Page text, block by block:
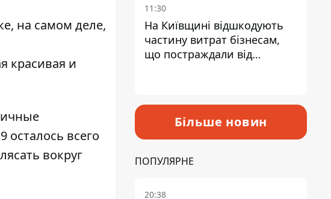
на самом деле,
красивая и
осталось всего
вокруг
дадуть
11:30
На Київщині відшкодують
частину витрат бізнесам,
що постраждали від
Більше новин
ПОПУЛЯРНЕ
20:38